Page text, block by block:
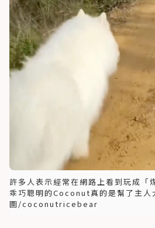
許多人表示經常在網路上看到玩成「
乖巧聰明的Coconut真的是幫了主人
圖/coconutricebear